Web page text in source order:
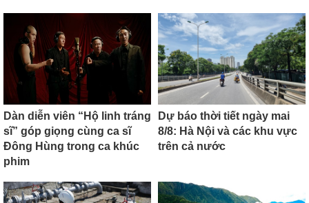
Dàn diễn viên “Hộ linh tráng
sĩ” góp giọng cùng ca sĩ
Đông Hùng trong ca khúc
phim
Dự báo thời tiết ngày mai
8/8: Hà Nội và các khu vực
trên cả nước